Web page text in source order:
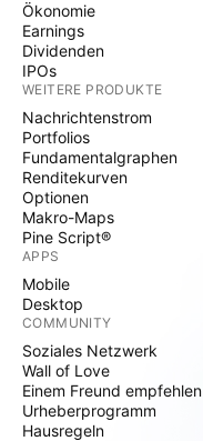
Ökonomie
Earnings
Dividenden
IPOs
WEITERE PRODUKTE
Nachrichtenstrom
Portfolios
Fundamentalgraphen
Renditekurven
Optionen
Makro-Maps
Pine Script®
APPS
Mobile
Desktop
COMMUNITY
Soziales Netzwerk
Wall of Love
Einem Freund empfehlen
Urheberprogramm
Hausregeln